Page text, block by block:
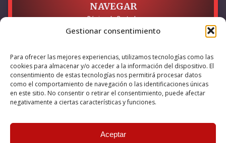
Gestionar consentimiento
Para ofrecer las mejores experiencias, utilizamos tecnologías como las
cookies para almacenar y/o acceder a la información del dispositivo. El
consentimiento de estas tecnologías nos permitirá procesar datos
como el comportamiento de navegación o las identificaciones únicas
en este sitio. No consentir o retirar el consentimiento, puede afectar
negativamente a ciertas características y funciones.
Aceptar
NAVEGAR
Página de Portada
Sobre mí / Contacto
LEGAL
Política de Privacidad
Política de Cookies
Accesibilidad
Esta empresa ha sido beneficiaria del bono Kit Digital y lo ha
internet, financiado por la Unión Europea – NextGeneration EU